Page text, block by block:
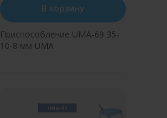
В корзину
Приспособление UMA-69 35-
10-8 мм UMA